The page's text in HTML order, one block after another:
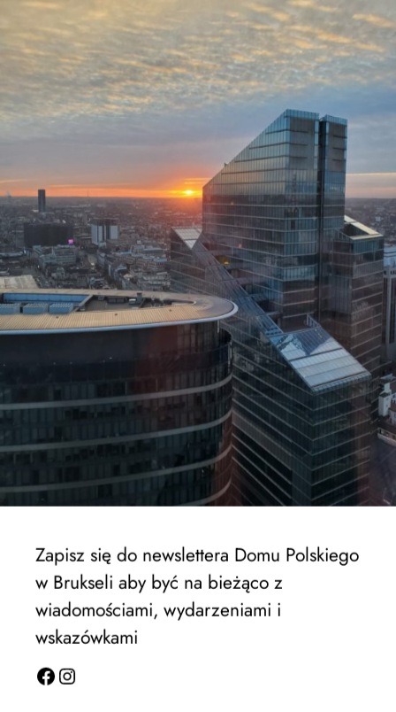
#STUDIUJBEZPIECZNIE
Zapisz się do newslettera Domu Polskiego
w Brukseli aby być na bieżąco z
wiadomościami, wydarzeniami i
wskazówkami